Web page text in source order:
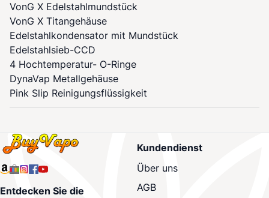
VonG X Edelstahlmundstück
VonG X Titangehäuse
Edelstahlkondensator mit Mundstück
Edelstahlsieb-CCD
4 Hochtemperatur- O-Ringe
DynaVap Metallgehäuse
Pink Slip Reinigungsflüssigkeit
Entdecken Sie die
Kundendienst
Über uns
AGB